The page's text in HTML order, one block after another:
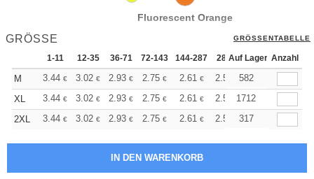
Fluorescent Orange
GRÖSSE GRÖSSENTABELLE
1-11 12-35 36-71 72-143 144-287 288 + Mehr
Auf Lager Anzahl
M 3.44 € 3.02 € 2.93 € 2.75 € 2.61 € 2.57 €582
XL
3.44 € 3.02 € 2.93 € 2.75 € 2.61 € 2.57 € +
1712
2XL
3.44 € 3.02 € 2.93 € 2.75 € 2.61 € 2.57 €317